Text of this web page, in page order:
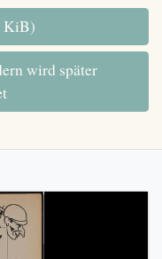
KiB)
wird später